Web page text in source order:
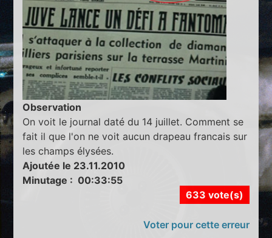
Observation
On voit le journal daté du 14 juillet. Comment se
fait il que l'on ne voit aucun drapeau francais sur
les champs élysées.
Ajoutée le 23.11.2010
Minutage : 00:33:55
633 vote(s)
Voter pour cette erreur